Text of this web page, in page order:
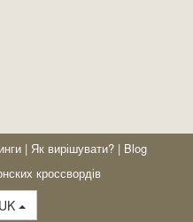
| Як вирішувати? | Blog
кроссвордів
UK